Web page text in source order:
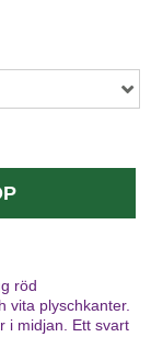
röd
vita plyschkanter.
i midjan. Ett svart